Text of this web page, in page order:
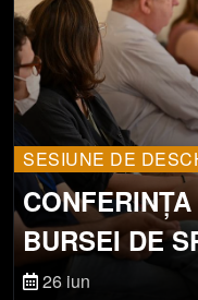
SESIUNE DE
BURSEI DE
SIBIU
26 iun